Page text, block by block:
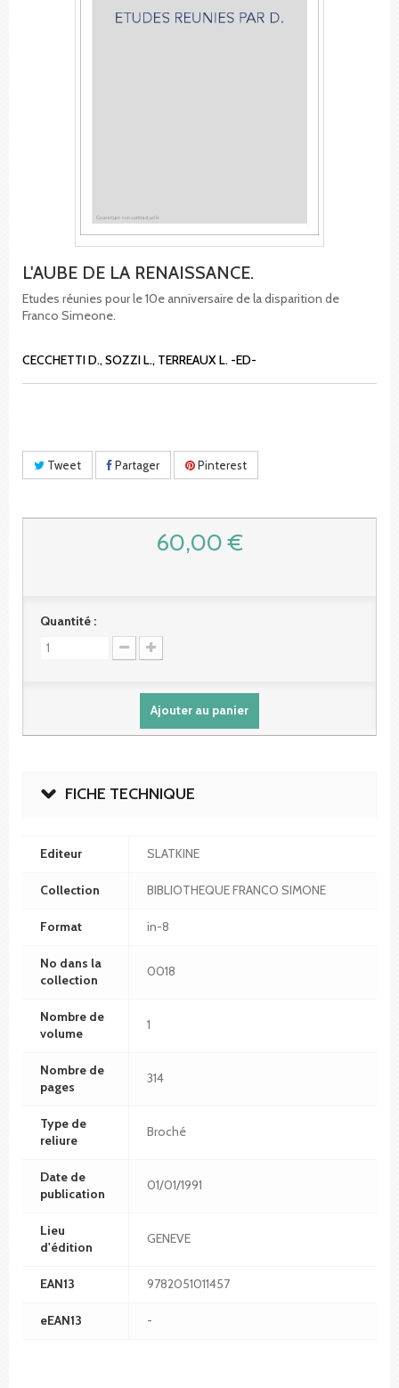
L'AUBE DE LA RENAISSANCE.
Etudes réunies pour le 10e anniversaire de la disparition de
Franco Simeone.
CECCHETTI D., SOZZI L., TERREAUX L. -ED-
Tweet Partager Pinterest
60,00 €
Quantité :
Ajouter au panier
FICHE TECHNIQUE
Editeur SLATKINE
Collection BIBLIOTHEQUE FRANCO SIMONE
Format in-8
No dans la
collection
0018
Nombre de
volume
1
Nombre de
pages
314
Type de
reliure
Broché
Date de
publication
01/01/1991
Lieu
d'édition
GENEVE
EAN13 9782051011457
eEAN13 -